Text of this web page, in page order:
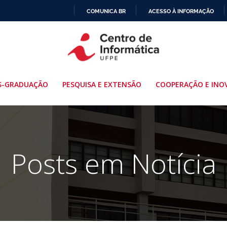
PARA
O
COMUNICA BR ACESSO À INFORMAÇÃO
GRADUAÇÃO PESQUISA E EXTENSÃO COOPERAÇÃO E
Posts em Notícia